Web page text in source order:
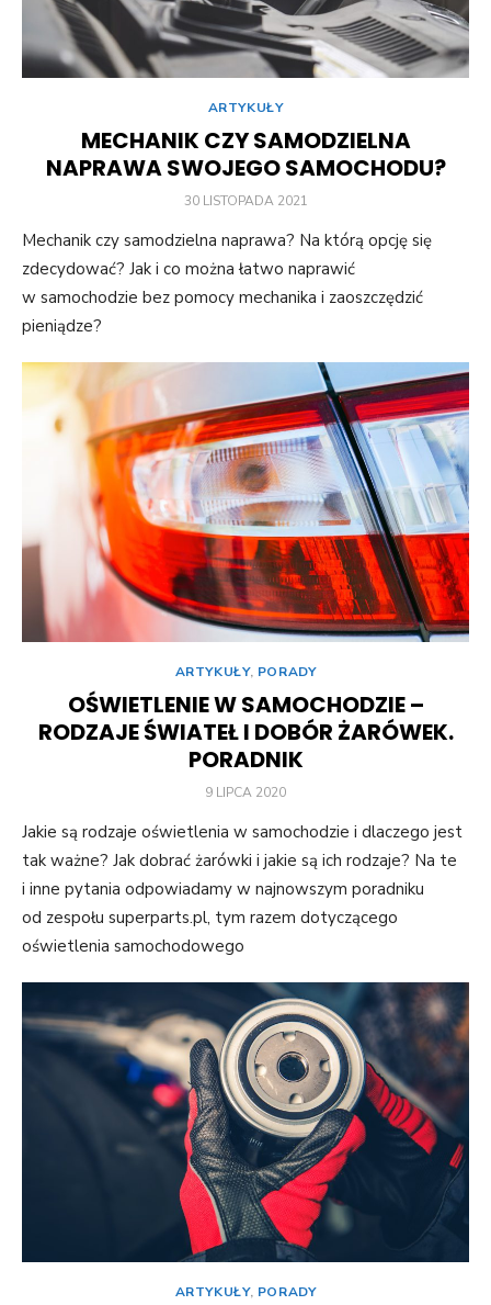
ARTYKUŁY
MECHANIK CZY SAMODZIELNA
NAPRAWA SWOJEGO SAMOCHODU?
POSTED
30 LISTOPADA 2021
Mechanik czy samodzielna naprawa? Na którą opcję się
zdecydować? Jak i co można łatwo naprawić
w samochodzie bez pomocy mechanika i zaoszczędzić
pieniądze?
ARTYKUŁY, PORADY
OŚWIETLENIE W SAMOCHODZIE –
RODZAJE ŚWIATEŁ I DOBÓR ŻARÓWEK.
PORADNIK
POSTED
9 LIPCA 2020
Jakie są rodzaje oświetlenia w samochodzie i dlaczego jest
tak ważne? Jak dobrać żarówki i jakie są ich rodzaje? Na te
i inne pytania odpowiadamy w najnowszym poradniku
od zespołu superparts.pl, tym razem dotyczącego
oświetlenia samochodowego
ARTYKUŁY, PORADY